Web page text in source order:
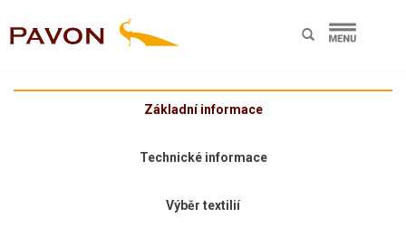
Základní informace
Technické informace
Výběr textilií